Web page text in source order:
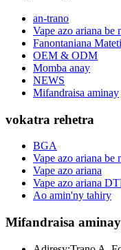
an-trano
Vape azo ariana
Fanontaniana
OEM & ODM
Momba anay
NEWS
Mifandraisa aminay
vokatra rehetra
BGA
Vape azo ariana
Vape azo ariana
Vape azo ariana
Ao amin'ny tahiry
Mifandraisa aminay